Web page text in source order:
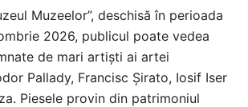
Muzeelor”, deschisă în perioada
2026, publicul poate vedea
de mari artiști ai artei
Pallady, Francisc Șirato, Iosif Iser
Piesele provin din patrimoniul